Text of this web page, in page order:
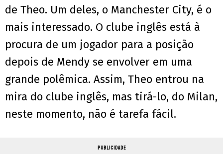
de Theo. Um deles, o Manchester City, é o
mais interessado. O clube inglês está à
procura de um jogador para a posição
depois de Mendy se envolver em uma
grande polêmica. Assim, Theo entrou na
mira do clube inglês, mas tirá-lo, do Milan,
neste momento, não é tarefa fácil.
PUBLICIDADE